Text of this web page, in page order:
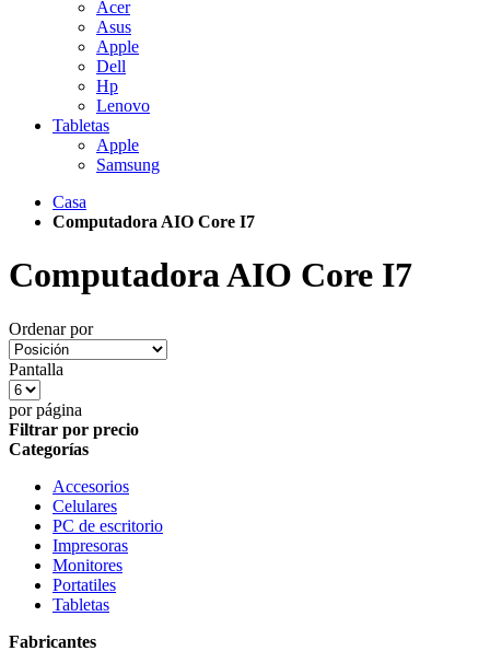
Acer
Asus
Apple
Dell
Hp
Lenovo
Tabletas
Apple
Samsung
Casa
Computadora AIO Core I7
Computadora AIO Core I7
Ordenar por
Pantalla
por página
Filtrar por precio
Categorías
Accesorios
Celulares
PC de escritorio
Impresoras
Monitores
Portatiles
Tabletas
Fabricantes